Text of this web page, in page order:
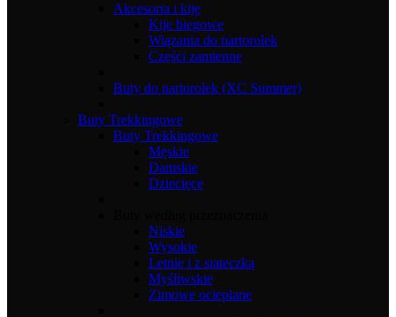
Akcesoria i kije
Kije biegowe
Wiązania do nartorolek
Części zamienne
Buty do nartorolek (XC Summer)
Buty Trekkingowe
Buty Trekkingowe
Męskie
Damskie
Dziecięce
Niskie
Wysokie
Letnie i z siateczką
Myśliwskie
Zimowe ocieplane